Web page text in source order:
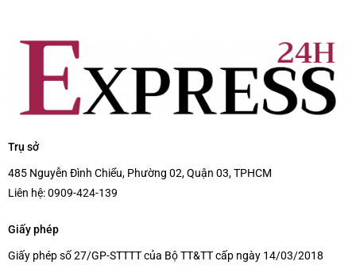
Trụ sở
485 Nguyễn Đình Chiểu, Phường 02, Quận 03, TPHCM
Liên hệ:0909-424-139
Giấy phép
Giấy phép số 27/GP-STTTT của Bộ TT&TT cấp ngày 14/03/2018